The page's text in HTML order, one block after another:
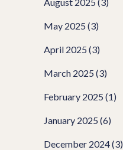
May 2025 (3)
April 2025 (3)
March 2025 (3)
February 2025 (1)
January 2025 (6)
December 2024(3)